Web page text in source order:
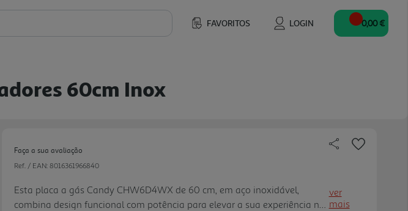
FAVORITOS LOGIN 0,00 €
60cm Inox
Faça a sua avaliação
Ref. / EAN: 8016361966840
Esta placa a gás Candy CHW6D4WX de 60 cm, em aço inoxidável,
combina design funcional com potência para elevar a sua experiência na
ver
mais